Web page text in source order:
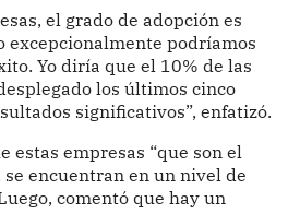
el grado de adopción es
excepcionalmente podríamos
Yo diría que el 10% de las
los últimos cinco
significativos”, enfatizó.
estas empresas “que son el
encuentran en un nivel de
comentó que hay un